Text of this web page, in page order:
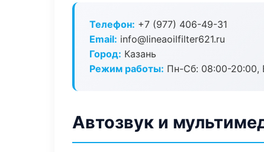
Телефон: +7 (977) 406-49-31
Email: info@lineaoilfilter621.ru
Город: Казань
Режим работы: Пн-Сб: 08:00-20:00,
Автозвук и